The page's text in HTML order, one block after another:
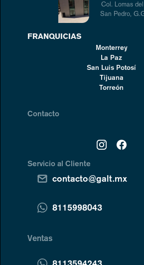
Col. Lomas
San Pedro,
FRANQUICIAS
Monterrey
La Paz
San Luis Potosí
Tijuana
Torreón
Contacto
Servicio al Cliente
contacto@galt.mx
8115998043
Ventas